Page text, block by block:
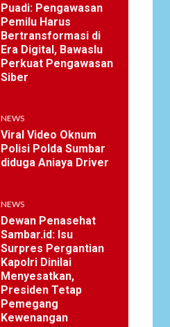
Puadi: Pengawasan
Pemilu Harus
Bertransformasi di
Era Digital, Bawaslu
Perkuat Pengawasan
Siber
NEWS
Viral Video Oknum
Polisi Polda Sumbar
diduga Aniaya Driver
NEWS
Dewan Penasehat
Sambar.id: Isu
Surpres Pergantian
Kapolri Dinilai
Menyesatkan,
Presiden Tetap
Pemegang
Kewenangan